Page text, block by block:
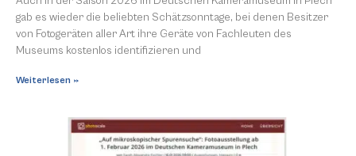
gab es wieder die beliebten Schätzsonntage, bei denen Besitzer
von Fotogeräten aller Art ihre Geräte von Fachleuten des
Museums kostenlos identifizieren und
Weiterlesen »